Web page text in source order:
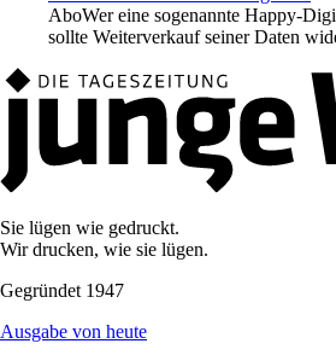
AboWer eine sogenannte Happy-
sollte Weiterverkauf seiner Daten
Sie lügen wie gedruckt.
Wir drucken, wie sie lügen.
Gegründet 1947
Ausgabe von heute